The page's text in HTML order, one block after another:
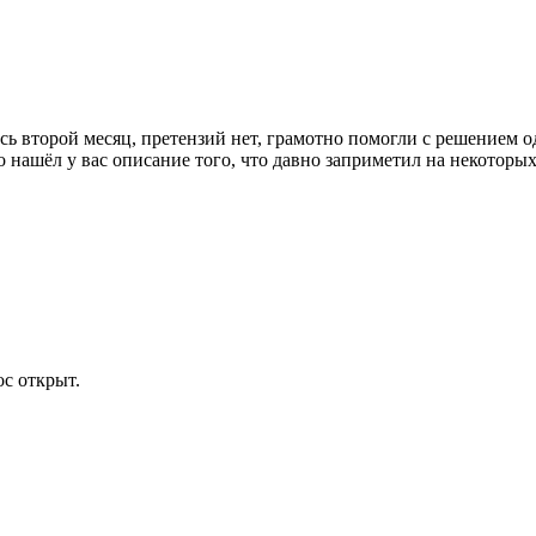
второй месяц, претензий нет, грамотно помогли с
у вас описание того, что давно заприметил на
открыт.